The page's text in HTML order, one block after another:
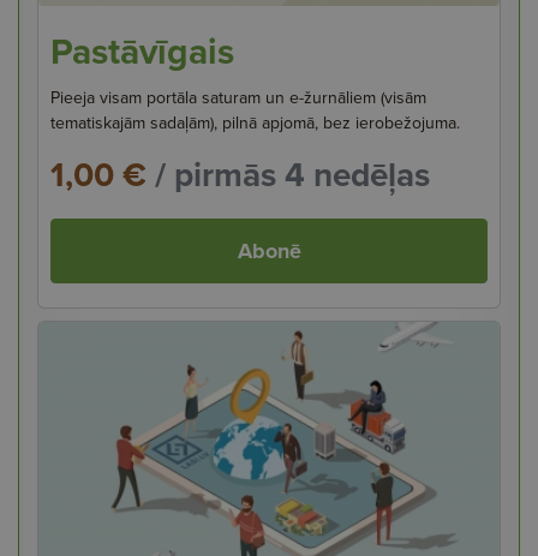
Pastāvīgais
Pieeja visam portāla saturam un e-žurnāliem (visām
tematiskajām sadaļām), pilnā apjomā, bez ierobežojuma.
1,00 € / pirmās 4 nedēļas
Abonē